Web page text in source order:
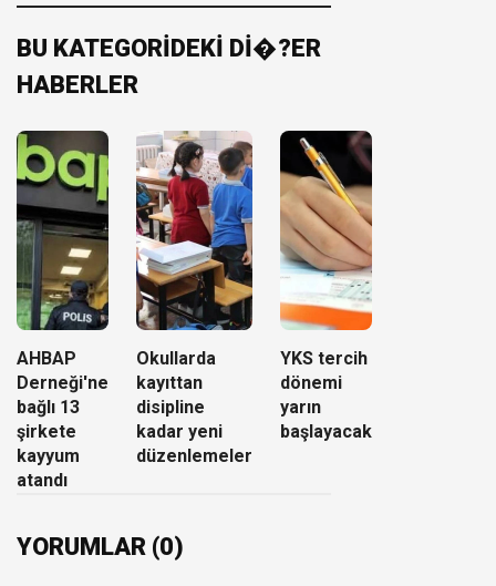
BU KATEGORİDEKİ Dİ�?ER
HABERLER
AHBAP
Derneği'ne
bağlı 13
şirkete
kayyum
atandı
Okullarda
kayıttan
disipline
kadar yeni
düzenlemeler
YKS tercih
dönemi
yarın
başlayacak
YORUMLAR (0)